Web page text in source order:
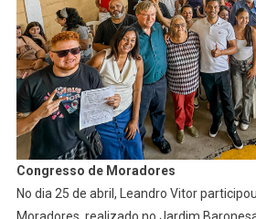
Congresso de Moradores
No dia 25 de abril, Leandro Vitor
Moradores, realizado no Jardim